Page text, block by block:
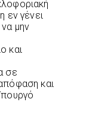
εν γένει
μην
και
σε
και